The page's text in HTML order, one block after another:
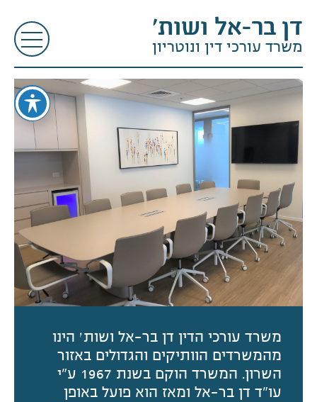
דן בר-אל ושות׳
משרד עורכי דין ונוטריון
משרד עורכי הדין דן בר-אל ושות׳ הינו
מהמשרדים הוותיקים והגדולים באזור
השרון. המשרד הוקם בשנת 1967 ע"י
עו"ד דן בר-אל ומאז הוא פועל באופן